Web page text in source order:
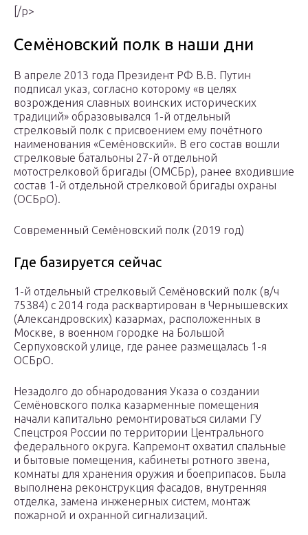
[/p>
Семёновский полк в наши дни
В апреле 2013 года Президент РФ В.В. Путин
подписал указ, согласно которому «в целях
возрождения славных воинских исторических
традиций» образовывался 1-й отдельный
стрелковый полк с присвоением ему почётного
наименования «Семёновский». В его состав вошли
стрелковые батальоны 27-й отдельной
мотострелковой бригады (ОМСБр), ранее входившие
состав 1-й отдельной стрелковой бригады охраны
(ОСБрО).
Современный Семёновский полк (2019 год)
Где базируется сейчас
1-й отдельный стрелковый Семёновский полк (в/ч
75384) с 2014 года расквартирован в Чернышевских
(Александровских) казармах, расположенных в
Москве, в военном городке на Большой
Серпуховской улице, где ранее размещалась 1-я
ОСБрО.
Незадолго до обнародования Указа о создании
Семёновского полка казарменные помещения
начали капитально ремонтироваться силами ГУ
Спецстроя России по территории Центрального
федерального округа. Капремонт охватил спальные
и бытовые помещения, кабинеты ротного звена,
комнаты для хранения оружия и боеприпасов. Была
выполнена реконструкция фасадов, внутренняя
отделка, замена инженерных систем, монтаж
пожарной и охранной сигнализаций.